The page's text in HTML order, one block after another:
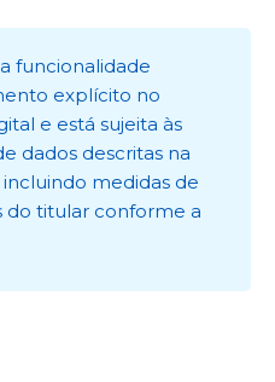
funcionalidade
explícito no
e está sujeita às
dados descritas na
incluindo medidas de
do titular conforme a